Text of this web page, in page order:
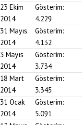
23 Ekim
2014
Gösterim:
4.229
31 Mayıs
2014
Gösterim:
4.132
3 Mayıs
2014
Gösterim:
3.734
18 Mart
2014
Gösterim:
3.345
31 Ocak
2014
Gösterim:
5.091